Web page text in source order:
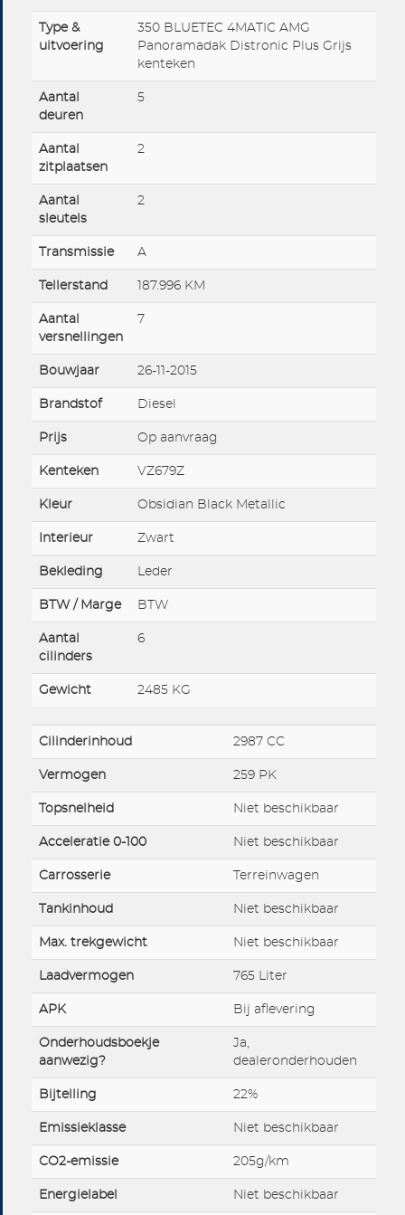
Type &
uitvoering
350 BLUETEC 4MATIC AMG
Panoramadak Distronic Plus Grijs
kenteken
Aantal
deuren
5
Aantal
zitplaatsen
2
Aantal
sleutels
2
Transmissie A
Tellerstand 187.996 KM
Aantal
versnellingen
7
Bouwjaar 26-11-2015
Brandstof Diesel
Prijs Op aanvraag
Kenteken VZ679Z
Kleur Obsidian Black Metallic
Interieur Zwart
Bekleding Leder
BTW / Marge BTW
Aantal
cilinders
6
Gewicht 2485 KG
Cilinderinhoud 2987 CC
Vermogen 259 PK
Topsnelheid Niet beschikbaar
Acceleratie 0-100 Niet beschikbaar
Carrosserie Terreinwagen
Tankinhoud Niet beschikbaar
Max. trekgewicht Niet beschikbaar
Laadvermogen 765 Liter
APK Bij aflevering
Onderhoudsboekje
aanwezig?
Ja,
dealeronderhouden
Bijtelling 22%
Emissieklasse Niet beschikbaar
CO2-emissie 205g/km
Energielabel Niet beschikbaar